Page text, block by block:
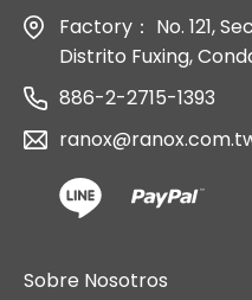
Factory： No. 121,
Distrito Fuxing,
886-2-2715-1393
Sobre Nosotros